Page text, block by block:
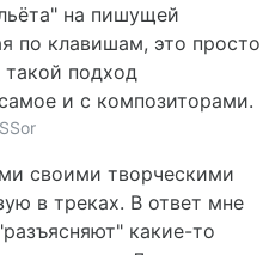
на пишущей
по клавишам, это просто
подход
и с композиторами.
своими творческими
в треках. В ответ мне
какие-то